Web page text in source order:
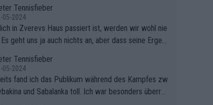
Tennisfieber
05-2024
in Zverevs Haus passiert ist, werden wir wohl nie
geht uns ja auch nichts an, aber dass seine Ergeb
Tennisfieber
05-2024
fand ich das Publikum während des Kampfes zw
und Sabalanka toll. Ich war besonders überras